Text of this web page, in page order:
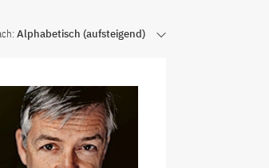
Alphabetisch (aufsteigend)